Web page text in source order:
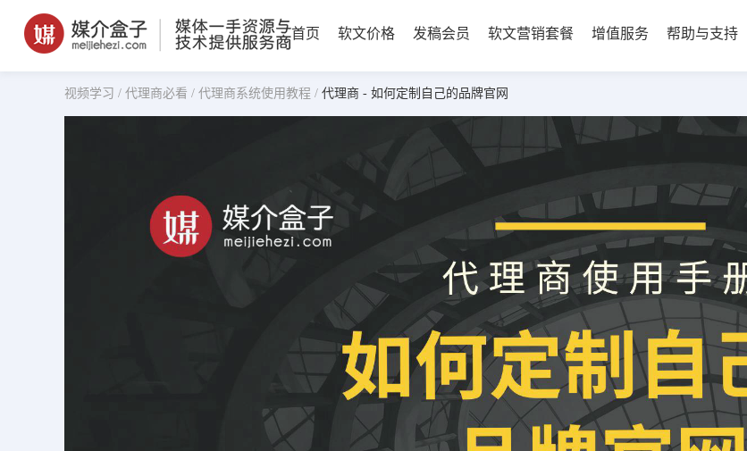
首页 软文价格 发稿会员 软文营销套餐 增值服务 帮助与支持
视频学习 / 代理商必看 / 代理商系统使用教程 / 代理商 - 如何定制自己的品牌官网